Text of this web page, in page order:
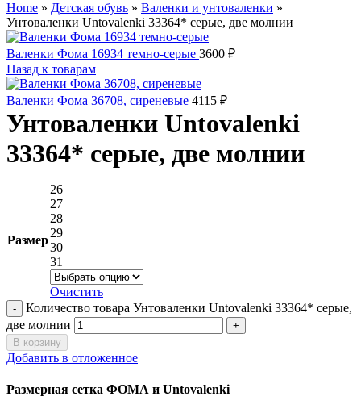
Home » Детская обувь » Валенки и унтоваленки »
Унтоваленки Untovalenki 33364* серые, две молнии
Валенки Фома 16934 темно-серые 3600 ₽
Назад к товарам
Валенки Фома 36708, сиреневые 4115 ₽
Унтоваленки Untovalenki
33364* серые, две молнии
Размер
26
27
28
29
30
31
Очистить
Количество товара Унтоваленки Untovalenki 33364* серые,
две молнии
В корзину
Добавить в отложенное
Размерная сетка ФОМА и Untovalenki